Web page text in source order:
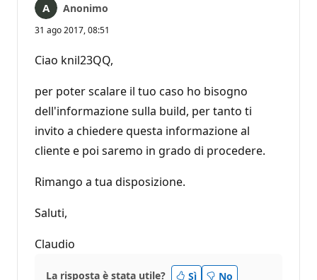
Anonimo
31 ago 2017, 08:51
Ciao knil23QQ,
per poter scalare il tuo caso ho bisogno
dell'informazione sulla build, per tanto ti
invito a chiedere questa informazione al
cliente e poi saremo in grado di procedere.
Rimango a tua disposizione.
Saluti,
Claudio
La risposta è stata utile? Sì No